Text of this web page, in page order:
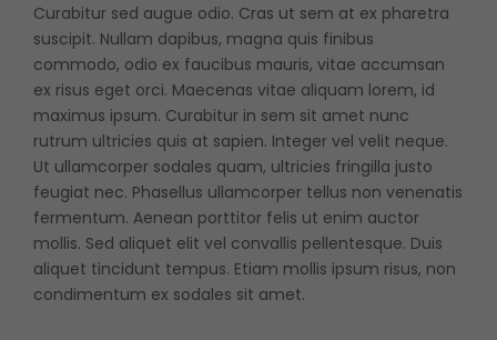
Curabitur sed augue odio. Cras ut sem at ex pharetra
suscipit. Nullam dapibus, magna quis finibus
commodo, odio ex faucibus mauris, vitae accumsan
ex risus eget orci. Maecenas vitae aliquam lorem, id
maximus ipsum. Curabitur in sem sit amet nunc
rutrum ultricies quis at sapien. Integer vel velit neque.
Ut ullamcorper sodales quam, ultricies fringilla justo
feugiat nec. Phasellus ullamcorper tellus non venenatis
fermentum. Aenean porttitor felis ut enim auctor
mollis. Sed aliquet elit vel convallis pellentesque. Duis
aliquet tincidunt tempus. Etiam mollis ipsum risus, non
condimentum ex sodales sit amet.